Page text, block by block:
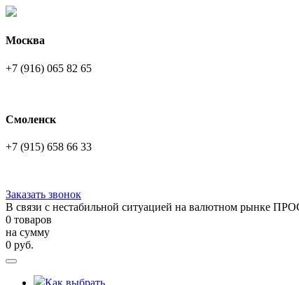
Москва
+7 (916) 065 82 65
Смоленск
+7 (915) 658 66 33
Заказать звонок
В связи с нестабильной ситуацией на валютном рынке
0 товаров
на сумму
0 руб.
Как выбрать